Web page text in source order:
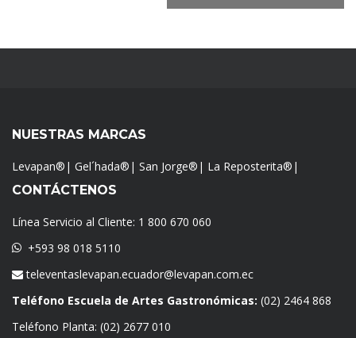
NUESTRAS MARCAS
Levapan® | Gel´hada® | San Jorge® | La Reposterita® |
CONTÁCTENOS
Línea Servicio al Cliente: 1 800 670 060
+593 98 018 5110
televentaslevapan.ecuador@levapan.com.ec
Teléfono Escuela de Artes Gastronómicas: (02) 2464 868
Teléfono Planta: (02) 2677 010